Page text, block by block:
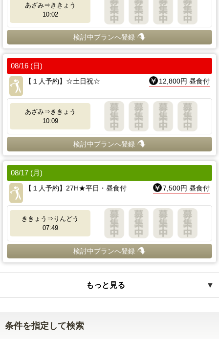
あざみ⇒ききょう
10:02
検討中プランへ登録
08/16 (日)
【１人予約】☆土日祝☆
12,800円 昼食付
あざみ⇒ききょう
10:09
検討中プランへ登録
08/17 (月)
【１人予約】27H★平日・昼食付
7,500円 昼食付
ききょう⇒りんどう
07:49
検討中プランへ登録
▼
もっと見る
条件を指定して検索